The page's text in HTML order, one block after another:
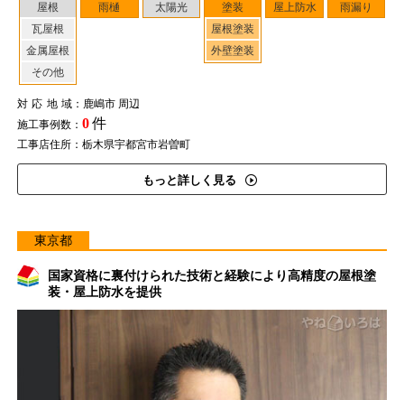
屋根
瓦屋根
金属屋根
その他
雨樋 太陽光
塗装
屋根塗装
外壁塗装
屋上防水 雨漏り
対応地域：鹿嶋市 周辺
施工事例数： 0件
工事店住所：栃木県宇都宮市岩曽町
もっと詳しく見る
東京都
国家資格に裏付けられた技術と経験により高精度の屋根塗
装・屋上防水を提供